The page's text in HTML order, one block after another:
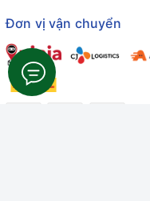
Đơn vị vận chuyển